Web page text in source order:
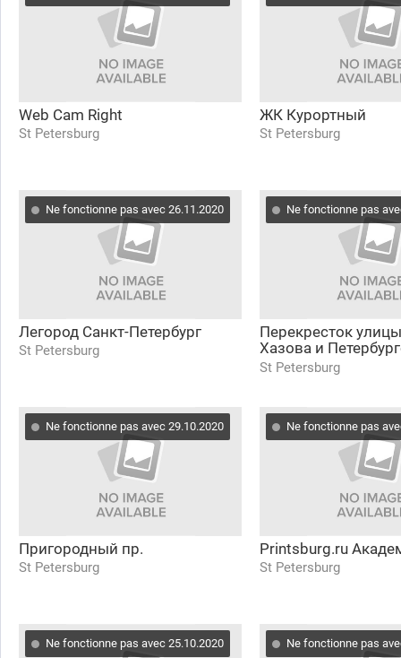
Web Cam Right
St Petersburg
ЖК Курортный
St Petersburg
Ne fonctionne pas avec 26.11.2020
Легород Санкт-Петербург
St Petersburg
Ne fonctionne pas
Перекресток
Хазова и
шоссе, г. Пушкин
St Petersburg
Ne fonctionne pas avec 29.10.2020
Пригородный пр.
St Petersburg
Ne fonctionne pas
Printsburg.ru
St Petersburg
Ne fonctionne pas avec 25.10.2020 Ne fonctionne pas